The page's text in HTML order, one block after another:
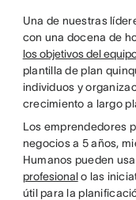
Una de nuestras
con una docena de
los objetivos del
plantilla de plan
individuos y
crecimiento a largo
Los emprendedores
negocios a 5 años,
Humanos pueden
profesionalo las
útil para la